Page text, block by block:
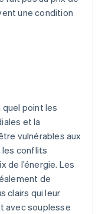
une condition
point les
et la
vulnérables aux
les conflits
de l’énergie. Les
de
clairs qui leur
avec souplesse